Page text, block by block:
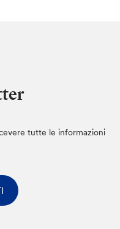
tutte le informazioni